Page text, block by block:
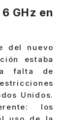
GHz en
del nuevo
estaba
falta de
Unidos.
los